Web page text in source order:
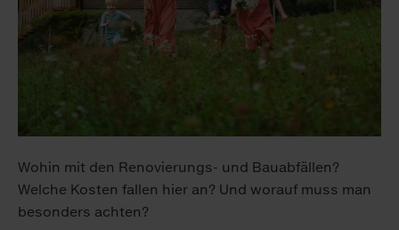
Wohin mit den Renovierungs- und Bauabfällen?
Welche Kosten fallen hier an? Und worauf muss man
besonders achten?